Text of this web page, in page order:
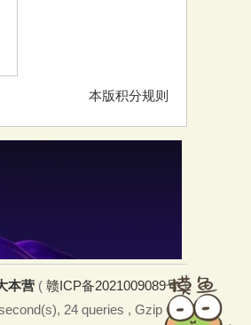
本版积分规则
本营 ( 赣ICP备2021009089号)
24 queries , Gzip On.